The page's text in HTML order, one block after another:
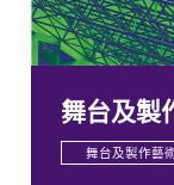
舞台及製
舞台及製作藝